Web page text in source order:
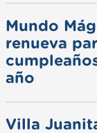
Mundo
renueva
año
Villa